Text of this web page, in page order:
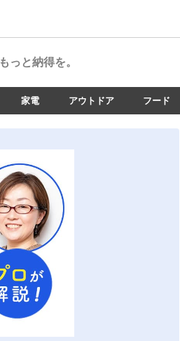
っと納得を。
家電 アウトドア フード